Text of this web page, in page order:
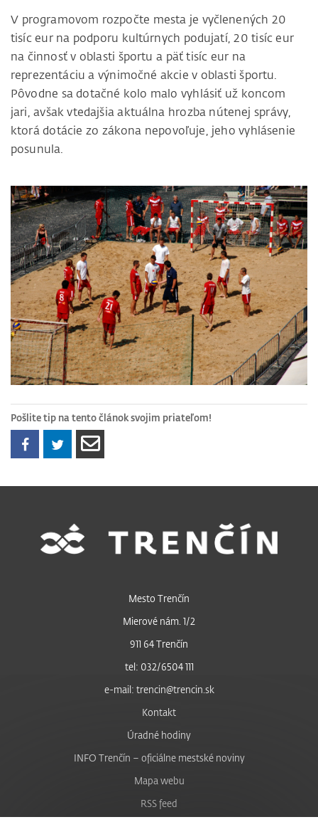
V programovom rozpočte mesta je vyčlenených 20
tisíc eur na podporu kultúrnych podujatí, 20 tisíc eur
na činnosť v oblasti športu a päť tisíc eur na
reprezentáciu a výnimočné akcie v oblasti športu.
Pôvodne sa dotačné kolo malo vyhlásiť už koncom
jari, avšak vtedajšia aktuálna hrozba nútenej správy,
ktorá dotácie zo zákona nepovoľuje, jeho vyhlásenie
posunula.
Pošlite tip na tento článok svojim priateľom!
Mesto Trenčín
Mierové nám. 1/2
911 64 Trenčín
tel: 032/6504 111
e-mail: trencin@trencin.sk
Kontakt
Úradné hodiny
INFO Trenčín – oficiálne mestské noviny
Mapa webu
RSS feed